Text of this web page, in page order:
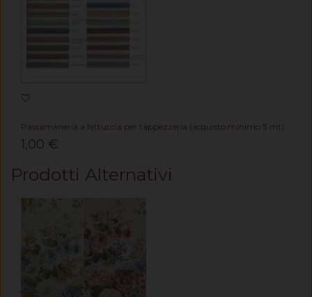
Passamaneria a fettuccia per tappezzeria (acquisto minimo 5 mt)
1,00 €
Prodotti Alternativi